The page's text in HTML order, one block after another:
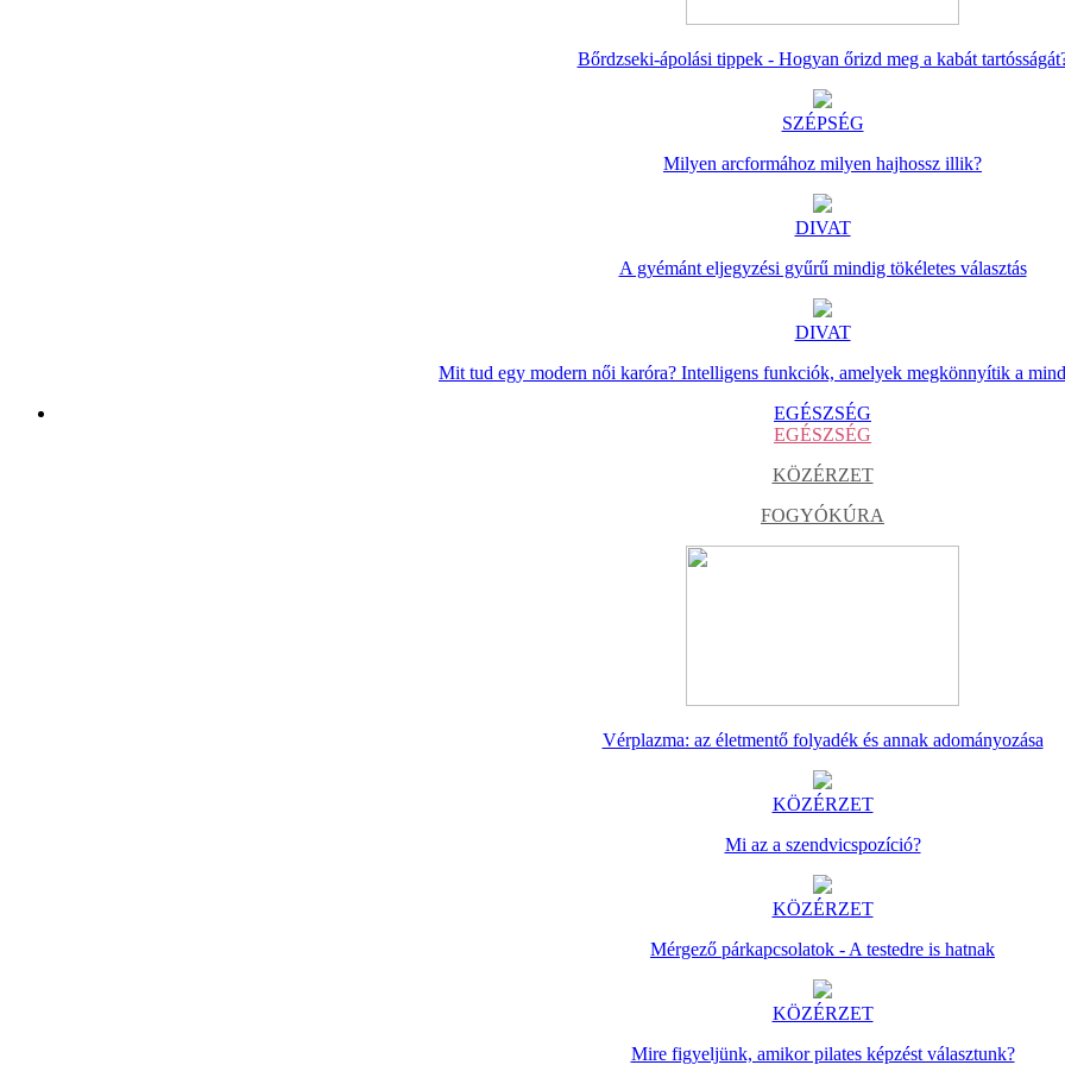
Bőrdzseki-ápolási tippek - Hogyan őrizd meg a kabát
SZÉPSÉG
Milyen arcformához milyen hajhossz illik?
DIVAT
A gyémánt eljegyzési gyűrű mindig tökéletes választás
DIVAT
Mit tud egy modern női karóra? Intelligens funkciók, amelyek megkönnyítik a
EGÉSZSÉG
EGÉSZSÉG
KÖZÉRZET
FOGYÓKÚRA
Vérplazma: az életmentő folyadék és annak adományozása
KÖZÉRZET
Mi az a szendvicspozíció?
KÖZÉRZET
Mérgező párkapcsolatok - A testedre is hatnak
KÖZÉRZET
Mire figyeljünk, amikor pilates képzést választunk?